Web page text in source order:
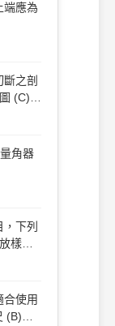
端應為
之剖
(C)展
角器
下列
樣基
點 。
合使用
(B)捲